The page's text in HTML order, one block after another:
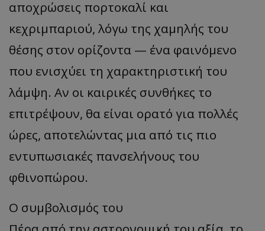
αποχρώσεις πορτοκαλί και
κεχριμπαριού, λόγω της χαμηλής του
θέσης στον ορίζοντα — ένα φαινόμενο
που ενισχύει τη χαρακτηριστική του
λάμψη. Αν οι καιρικές συνθήκες το
επιτρέψουν, θα είναι ορατό για πολλές
ώρες, αποτελώντας μια από τις πιο
εντυπωσιακές πανσελήνους του
φθινοπώρου.
Ο συμβολισμός του